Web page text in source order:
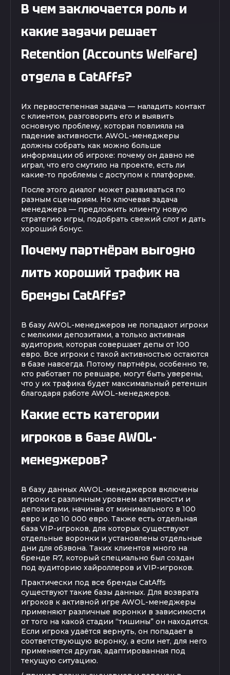
В чем заключается роль и
какие задачи решает
Retention (Accounts Welfare)
отдела в CatAffs?
Их первостепенная задача — наладить контакт
с клиентом, разговорить его и выявить
основную проблему, которая повлияла на
падение активности. AWOL-менеджеры
должны собрать как можно больше
информации об игроке: почему он давно не
играл, что его смутило на проекте, есть ли
какие-то проблемы с доступом к платформе.
После этого диалог может развиваться по
разным сценариям. Но ключевая задача
менеджера — предложить клиенту новую
стратегию игры, подобрать свежий слот и дать
хороший бонус.
Почему партнёрам выгодно
лить хороший трафик на
бренды CatAffs?
В базу AWOL-менеджеров не попадают игроки
с мелкими депозитами, а только активная
аудитория, которая совершает депы от 100
евро. Все игроки с такой активностью остаются
в базе навсегда. Потому партнёры, особенно те,
кто работает по ревшаре, могут быть уверены,
что у их трафика будет максимальный ретеншн
благодаря работе AWOL-менеджеров.
Какие есть категории
игроков в базе AWOL-
менеджеров?
В базу данных AWOL-менеджеров включены
игроки с различным уровнем активности и
депозитами, начиная от минимального в 100
евро и до 10 000 евро. Также есть отдельная
база VIP-игроков, для которых существуют
отдельные воронки и установлены отдельные
дни для обзвона. Таких клиентов много на
бренде R7, который специально был создан
под аудиторию хайроллеров и VIP-игроков.
Практически под все бренды CatAffs
существуют такие базы данных. Для возврата
игроков к активной игре AWOL-менеджеры
применяют различные воронки в зависимости
от того на какой стадии “тишины” он находится.
Если игрока удаётся вернуть, он попадает в
соответствующую воронку, а если нет, для него
применяется другая, адаптированная под
текущую ситуацию.